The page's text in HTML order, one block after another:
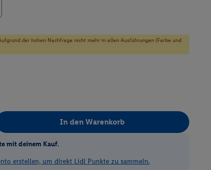
der hohen Nachfrage nicht mehr in allen Ausführungen (Farbe und
In den Warenkorb
mit deinem Kauf.
erstellen, um direkt Lidl Punkte zu sammeln.